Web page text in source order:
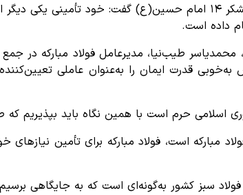
مدیرعامل فولاد مبارکه در جمع یادگاران ۸ سال دفاع مقدس در
داده است.
مقدس در طول ۸ سال دفاع مقدس به‌خوبی قدرت ایمان را
اسلامی حرم است با همین نگاه باید بپذیریم
مبارکه است، فولاد مبارکه برای تأمین
سبز کشور به‌گونه‌ای است که به جایگاهی